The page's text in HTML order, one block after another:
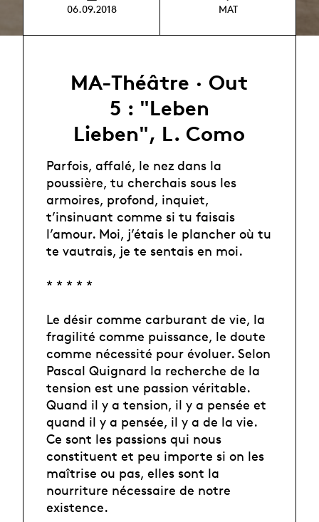
06.09.2018 MAT
MA-Théâtre · Out
5 : "Leben
Lieben", L. Como
Parfois, affalé, le nez dans la
poussière, tu cherchais sous les
armoires, profond, inquiet,
t’insinuant comme si tu faisais
l’amour. Moi, j’étais le plancher où tu
te vautrais, je te sentais en moi.
* * * * *
Le désir comme carburant de vie, la
fragilité comme puissance, le doute
comme nécessité pour évoluer. Selon
Pascal Quignard la recherche de la
tension est une passion véritable.
Quand il y a tension, il y a pensée et
quand il y a pensée, il y a de la vie.
Ce sont les passions qui nous
constituent et peu importe si on les
maîtrise ou pas, elles sont la
nourriture nécessaire de notre
existence.